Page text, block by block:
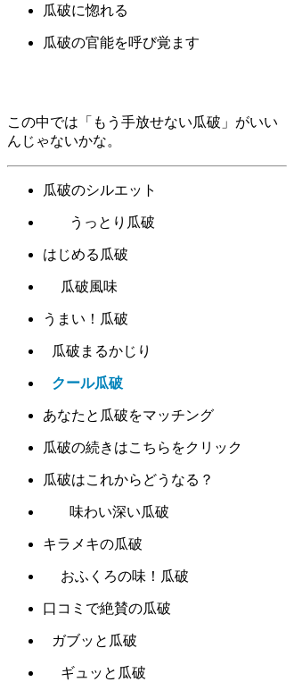
瓜破に惚れる
瓜破の官能を呼び覚ます
この中では「もう手放せない瓜破」がいい
んじゃないかな。
瓜破のシルエット
うっとり瓜破
はじめる瓜破
瓜破風味
うまい！瓜破
瓜破まるかじり
クール瓜破
あなたと瓜破をマッチング
瓜破の続きはこちらをクリック
瓜破はこれからどうなる？
味わい深い瓜破
キラメキの瓜破
おふくろの味！瓜破
口コミで絶賛の瓜破
ガブッと瓜破
ギュッと瓜破